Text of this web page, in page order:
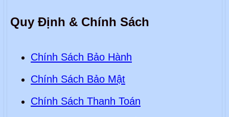
Quy Định & Chính Sách
Chính Sách Bảo Hành
Chính Sách Bảo Mật
Chính Sách Thanh Toán